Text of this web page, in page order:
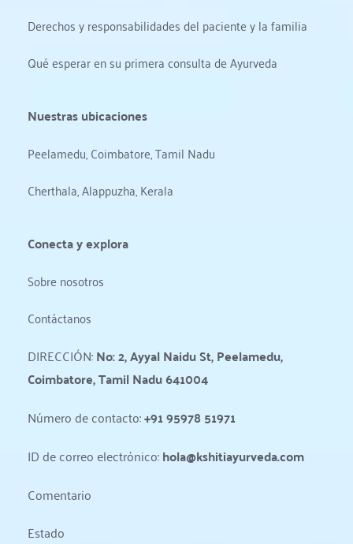
Derechos y responsabilidades del paciente y la familia
Qué esperar en su primera consulta de Ayurveda
Nuestras ubicaciones
Peelamedu, Coimbatore, Tamil Nadu
Cherthala, Alappuzha, Kerala
Conecta y explora
Sobre nosotros
Contáctanos
DIRECCIÓN: No: 2, Ayyal Naidu St, Peelamedu,
Coimbatore, Tamil Nadu 641004
Número de contacto: +91 95978 51971
ID de correo electrónico: hola@kshitiayurveda.com
Comentario
Estado